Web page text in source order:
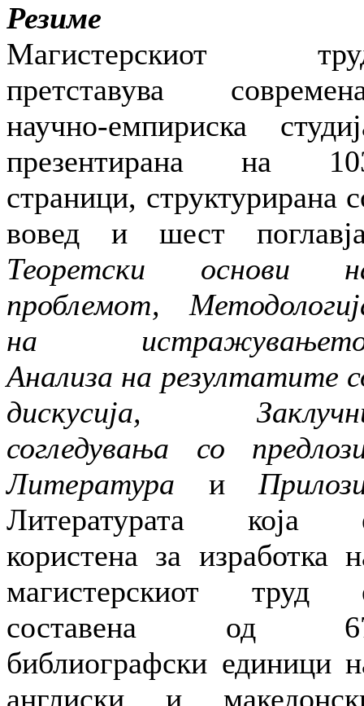
Резиме
Магистерскиот
претставува
научно-емпириска
презентирана на
страници, структурирана
вовед и шест
Теоретски основи
проблемот,
на
Анализа на резултатите
дискусија,
согледувања со
Литература и
Литературата која
користена за изработка
магистерскиот труд
составена од
библиографски единици
англиски и